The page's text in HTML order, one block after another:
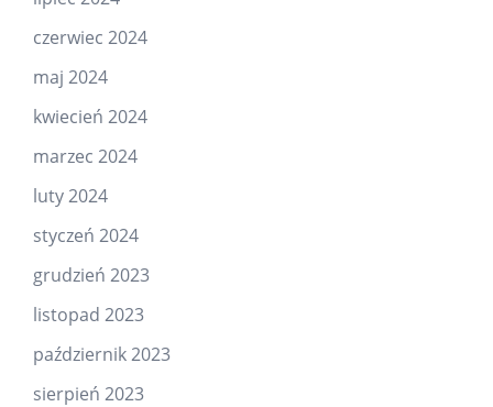
czerwiec 2024
maj 2024
kwiecień 2024
marzec 2024
luty 2024
styczeń 2024
grudzień 2023
listopad 2023
październik 2023
sierpień 2023